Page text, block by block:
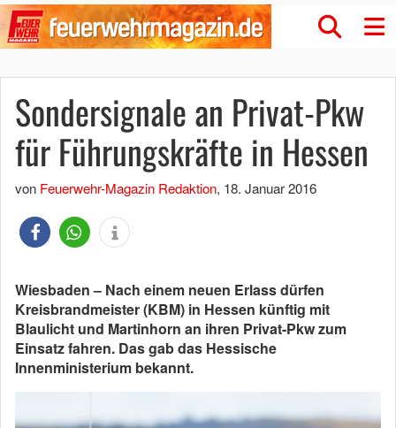
Sondersignale an Privat-Pkw
für Führungskräfte in Hessen
von Feuerwehr-Magazin Redaktion, 18. Januar 2016
Wiesbaden – Nach einem neuen Erlass dürfen
Kreisbrandmeister (KBM) in Hessen künftig mit
Blaulicht und Martinhorn an ihren Privat-Pkw zum
Einsatz fahren. Das gab das Hessische
Innenministerium bekannt.